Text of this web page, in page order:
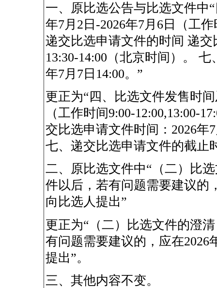
一、原比选公告与比选文件中
年7月2日-2026年7月6日（工
递交比选申请文件的时间 递
13:30-14:00（北京时间）。
年7月7日14:00。”
更正为“四、比选文件发售时
（工作时间9:00-12:00,13:00-
交比选申请文件时间：2026年
七、递交比选申请文件的截止
二、原比选文件中“（二）比
件以后，若有问题需要建议的
向比选人提出”
更正为“（二）比选文件的澄
有问题需要建议的，应在2026
提出”。
三、其他内容不变。